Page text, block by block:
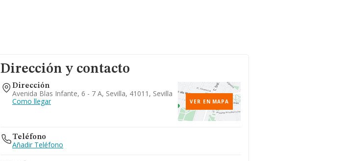
Dirección y contacto
Dirección
Avenida Blas Infante, 6 - 7 A, Sevilla, 41011, Sevilla
Como llegar
VER EN MAPA
Teléfono
Añadir Teléfono